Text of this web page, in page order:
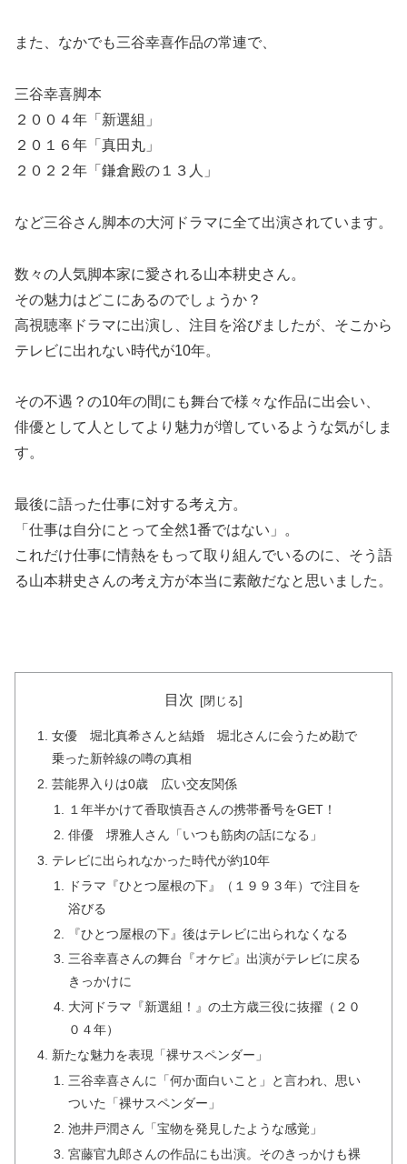
また、なかでも三谷幸喜作品の常連で、
三谷幸喜脚本
２００４年「新選組」
２０１６年「真田丸」
２０２２年「鎌倉殿の１３人」
など三谷さん脚本の大河ドラマに全て出演されています。
数々の人気脚本家に愛される山本耕史さん。
その魅力はどこにあるのでしょうか？
高視聴率ドラマに出演し、注目を浴びましたが、そこから
テレビに出れない時代が10年。
その不遇？の10年の間にも舞台で様々な作品に出会い、
俳優として人としてより魅力が増しているような気がしま
す。
最後に語った仕事に対する考え方。
「仕事は自分にとって全然1番ではない」。
これだけ仕事に情熱をもって取り組んでいるのに、そう語
る山本耕史さんの考え方が本当に素敵だなと思いました。
目次
女優 堀北真希さんと結婚 堀北さんに会うため勘で
乗った新幹線の噂の真相
芸能界入りは0歳 広い交友関係
１年半かけて香取慎吾さんの携帯番号をGET！
俳優 堺雅人さん「いつも筋肉の話になる」
テレビに出られなかった時代が約10年
ドラマ『ひとつ屋根の下』（１９９３年）で注目を
浴びる
『ひとつ屋根の下』後はテレビに出られなくなる
三谷幸喜さんの舞台『オケピ』出演がテレビに戻る
きっかけに
大河ドラマ『新選組！』の土方歳三役に抜擢（２０
０４年）
新たな魅力を表現「裸サスペンダー」
三谷幸喜さんに「何か面白いこと」と言われ、思い
ついた「裸サスペンダー」
池井戸潤さん「宝物を発見したような感覚」
宮藤官九郎さんの作品にも出演。そのきっかけも裸